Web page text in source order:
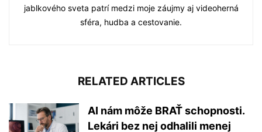
jablkového sveta patrí medzi moje záujmy aj videoherná
sféra, hudba a cestovanie.
RELATED ARTICLES
AI nám môže BRAŤ schopnosti.
Lekári bez nej odhalili menej